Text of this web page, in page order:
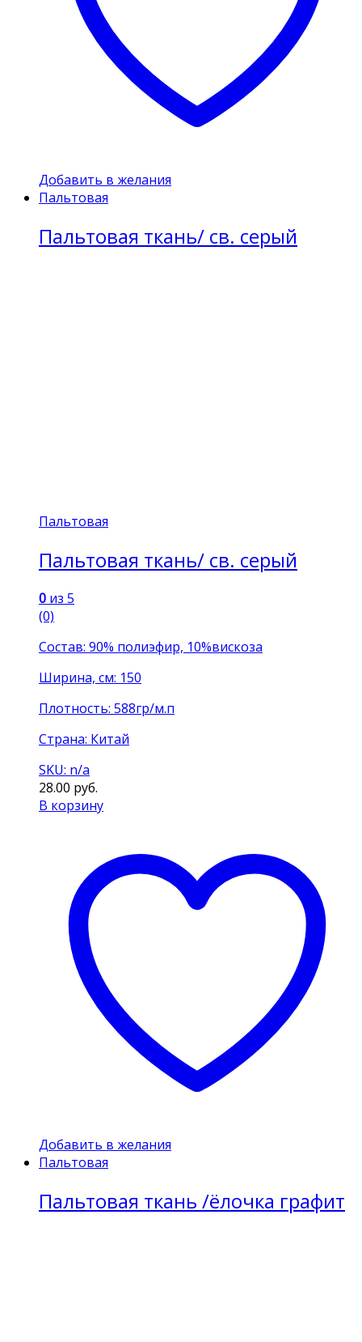
Добавить в желания
Пальтовая
Пальтовая ткань/ св. серый
Пальтовая
Пальтовая ткань/ св. серый
0 из 5
(0)
Состав: 90% полиэфир, 10%вискоза
Ширина, см: 150
Плотность: 588гр/м.п
Страна: Китай
SKU: n/a
28.00 руб.
В корзину
Добавить в желания
Пальтовая
Пальтовая ткань /ёлочка графит